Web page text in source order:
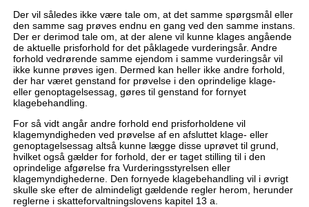
Der vil således ikke være tale om, at det samme spørgsmål eller
den samme sag prøves endnu en gang ved den samme instans.
Der er derimod tale om, at der alene vil kunne klages angående
de aktuelle prisforhold for det påklagede vurderingsår. Andre
forhold vedrørende samme ejendom i samme vurderingsår vil
ikke kunne prøves igen. Dermed kan heller ikke andre forhold,
der har været genstand for prøvelse i den oprindelige klage-
eller genoptagelsessag, gøres til genstand for fornyet
klagebehandling.
For så vidt angår andre forhold end prisforholdene vil
klagemyndigheden ved prøvelse af en afsluttet klage- eller
genoptagelsessag altså kunne lægge disse uprøvet til grund,
hvilket også gælder for forhold, der er taget stilling til i den
oprindelige afgørelse fra Vurderingsstyrelsen eller
klagemyndighederne. Den fornyede klagebehandling vil i øvrigt
skulle ske efter de almindeligt gældende regler herom, herunder
reglerne i skatteforvaltningslovens kapitel 13 a.